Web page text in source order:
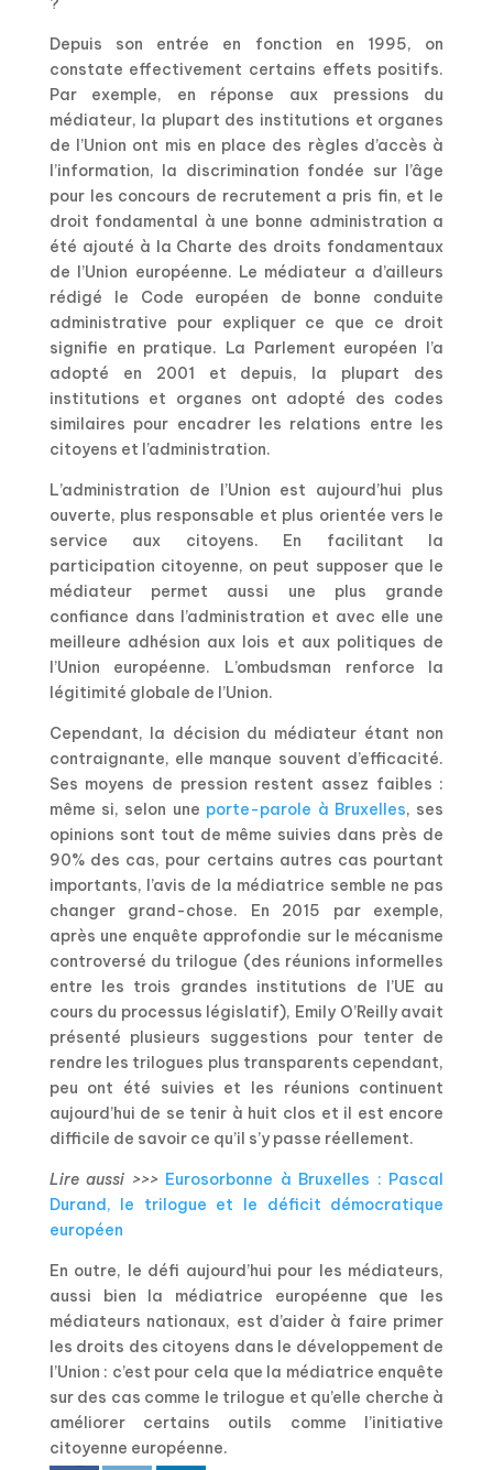
Depuis son entrée en fonction en 1995, on
constate effectivement certains effets positifs.
Par exemple, en réponse aux pressions du
médiateur, la plupart des institutions et organes
de l’Union ont mis en place des règles d’accès à
l’information, la discrimination fondée sur l’âge
pour les concours de recrutement a pris fin, et le
droit fondamental à une bonne administration a
été ajouté à la Charte des droits fondamentaux
de l’Union européenne. Le médiateur a d’ailleurs
rédigé le Code européen de bonne conduite
administrative pour expliquer ce que ce droit
signifie en pratique. La Parlement européen l’a
adopté en 2001 et depuis, la plupart des
institutions et organes ont adopté des codes
similaires pour encadrer les relations entre les
citoyens et l’administration.
L’administration de l’Union est aujourd’hui plus
ouverte, plus responsable et plus orientée vers le
service aux citoyens. En facilitant la
participation citoyenne, on peut supposer que le
médiateur permet aussi une plus grande
confiance dans l’administration et avec elle une
meilleure adhésion aux lois et aux politiques de
l’Union européenne. L’ombudsman renforce la
légitimité globale de l’Union.
Cependant, la décision du médiateur étant non
contraignante, elle manque souvent d’efficacité.
Ses moyens de pression restent assez faibles :
même si, selon une porte-parole à Bruxelles, ses
opinions sont tout de même suivies dans près de
90% des cas, pour certains autres cas pourtant
importants, l’avis de la médiatrice semble ne pas
changer grand-chose. En 2015 par exemple,
après une enquête approfondie sur le mécanisme
controversé du trilogue (des réunions informelles
entre les trois grandes institutions de l’UE au
cours du processus législatif), Emily O’Reilly avait
présenté plusieurs suggestions pour tenter de
rendre les trilogues plus transparents cependant,
peu ont été suivies et les réunions continuent
aujourd’hui de se tenir à huit clos et il est encore
difficile de savoir ce qu’il s’y passe réellement.
Lire aussi >>> Eurosorbonne à Bruxelles : Pascal
Durand, le trilogue et le déficit démocratique
européen
En outre, le défi aujourd’hui pour les médiateurs,
aussi bien la médiatrice européenne que les
médiateurs nationaux, est d’aider à faire primer
les droits des citoyens dans le développement de
l’Union : c’est pour cela que la médiatrice enquête
sur des cas comme le trilogue et qu’elle cherche à
améliorer certains outils comme l’initiative
citoyenne européenne.